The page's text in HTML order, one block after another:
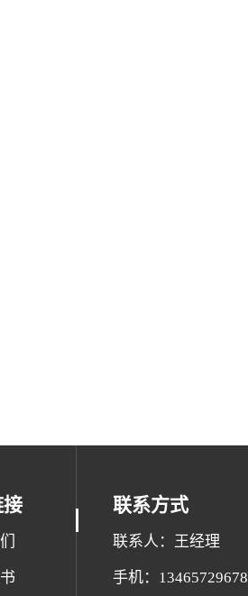
联系方式
联系人：王经理
手机：13465729678